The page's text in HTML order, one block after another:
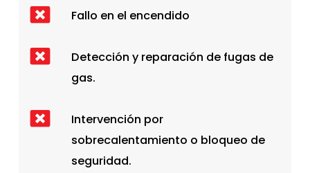
Fallo en el encendido
Detección y reparación de fugas de
gas.
Intervención por
sobrecalentamiento o bloqueo de
seguridad.